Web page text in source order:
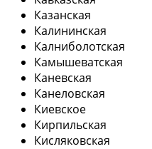
Казанская
Калининская
Калниболотская
Камышеватская
Каневская
Канеловская
Киевское
Кирпильская
Кисляковская